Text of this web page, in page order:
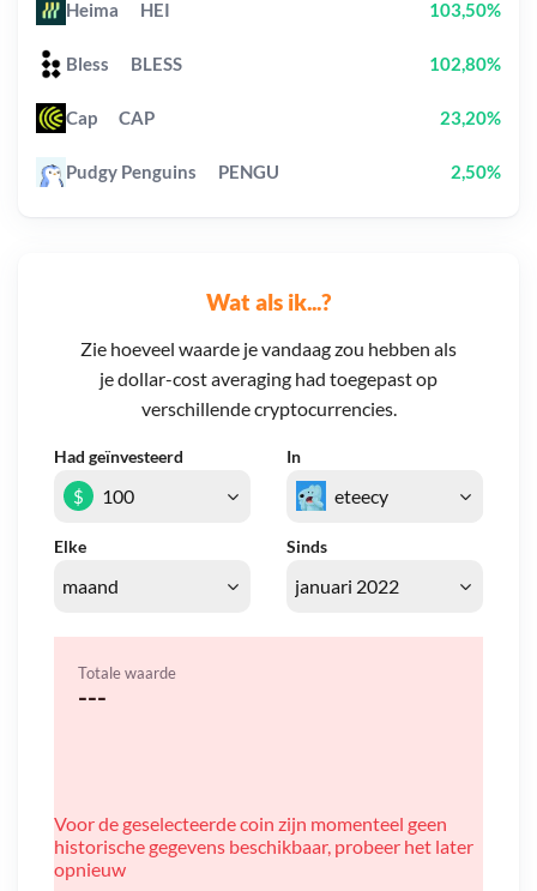
Wat als ik...?
Zie hoeveel waarde je vandaag zou hebben als
je dollar-cost averaging had toegepast op
verschillende cryptocurrencies.
Had geïnvesteerd In
Elke Sinds
$
Totale waarde
---
Voor de geselecteerde coin zijn momenteel geen
historische gegevens beschikbaar, probeer het later
opnieuw
Heima HEI 103,50%
Bless BLESS 102,80%
Cap CAP 23,20%
Pudgy Penguins PENGU 2,50%